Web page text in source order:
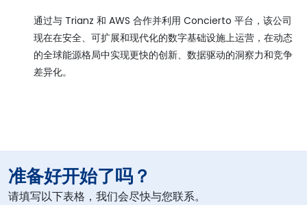
通过与 Trianz 和 AWS 合作并利用 Concierto 平台，该公司
现在在安全、可扩展和现代化的数字基础设施上运营，在动态
的全球能源格局中实现更快的创新、数据驱动的洞察力和竞争
差异化。
准备好开始了吗？
请填写以下表格，我们会尽快与您联系。